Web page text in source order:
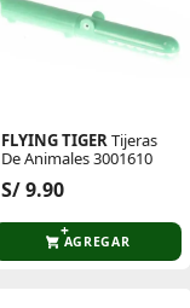
FLYING TIGER Tijeras
De Animales 3001610
S/ 9.90
AGREGAR